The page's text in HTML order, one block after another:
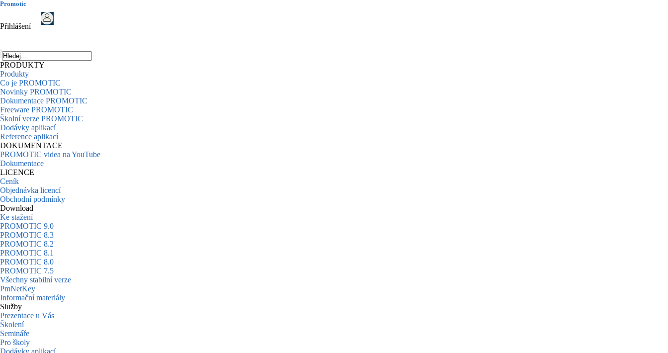
Promotic
Přihlášení
PRODUKTY
Produkty
Co je PROMOTIC
Novinky PROMOTIC
Dokumentace PROMOTIC
Freeware PROMOTIC
Školní verze PROMOTIC
Dodávky aplikací
Reference aplikací
DOKUMENTACE
PROMOTIC videa na YouTube
Dokumentace
LICENCE
Ceník
Objednávka licencí
Obchodní podmínky
Download
Ke stažení
PROMOTIC 9.0
PROMOTIC 8.3
PROMOTIC 8.2
PROMOTIC 8.1
PROMOTIC 8.0
PROMOTIC 7.5
Všechny stabilní verze
PmNetKey
Informační materiály
Služby
Prezentace u Vás
Školení
Semináře
Pro školy
Dodávky aplikací